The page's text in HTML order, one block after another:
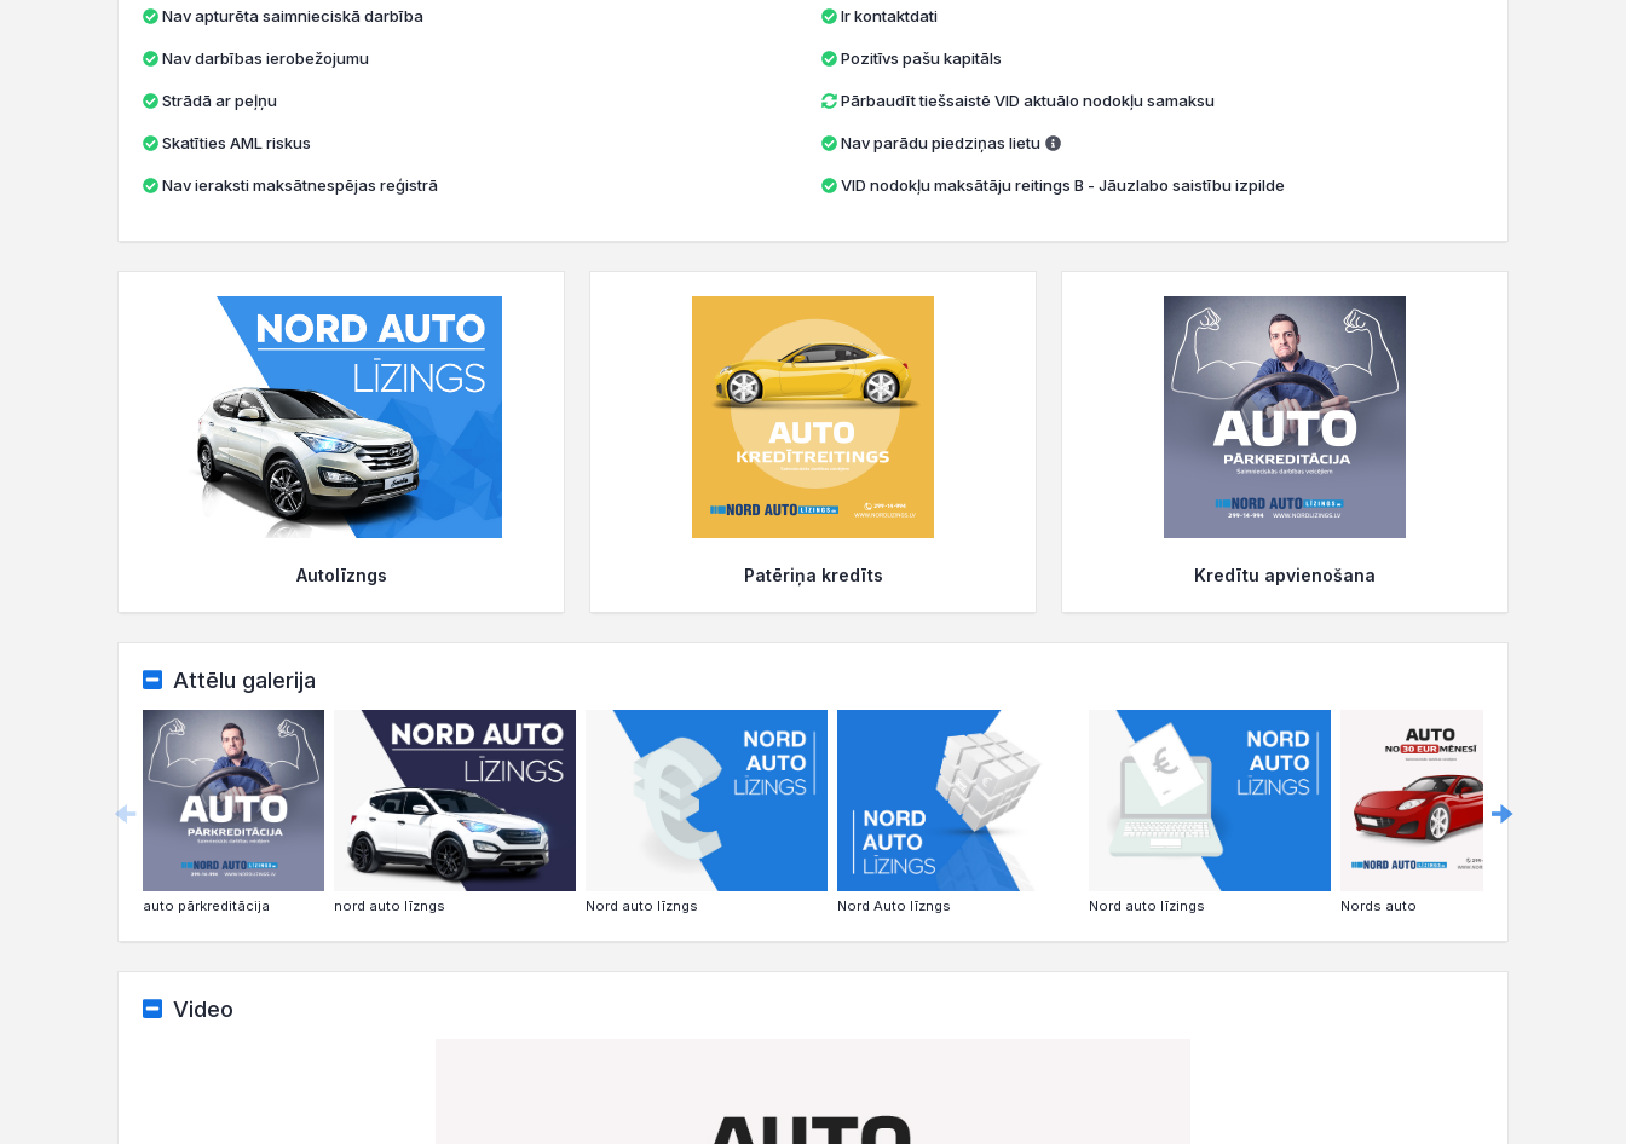
Nav apturēta saimnieciskā darbība
Nav darbības ierobežojumu
Strādā ar peļņu
Skatīties AML riskus
Nav ieraksti maksātnespējas reģistrā
Ir kontaktdati
Pozitīvs pašu kapitāls
Pārbaudīt tiešsaistē VID aktuālo nodokļu samaksu
Nav parādu piedziņas lietu
VID nodokļu maksātāju reitings B - Jāuzlabo saistību izpilde
Autolīzngs Patēriņa kredīts Kredītu apvienošana
Attēlu galerija
auto pārkreditācija nord auto līzngs Nord auto līzngs Nord Auto līzngs Nord auto līzings Nords auto
Video